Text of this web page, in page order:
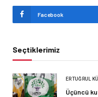
Facebook
Seçtiklerimiz
ERTUĞRUL
Üçüncü